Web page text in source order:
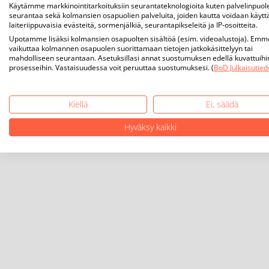
Käytämme markkinointitarkoituksiin seurantateknologioita kuten
seurantaa sekä kolmansien osapuolien palveluita, joiden kautta voidaan
laiteriippuvaisia evästeitä, sormenjälkiä, seurantapikseleitä ja IP-osoitteita.
Upotamme lisäksi kolmansien osapuolten sisältöä (esim. videoalustoja).
vaikuttaa kolmannen osapuolen suorittamaan tietojen jatkokäsittelyyn tai
mahdolliseen seurantaan. Asetuksillasi annat suostumuksen edellä
prosesseihin. Vastaisuudessa voit peruuttaa suostumuksesi. (BoD
Kiellä
Ei, säädä
Hyväksy kaikki